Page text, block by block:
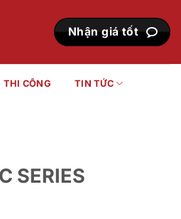
Nhận giá tốt
THI CÔNG TIN TỨC
SERIES